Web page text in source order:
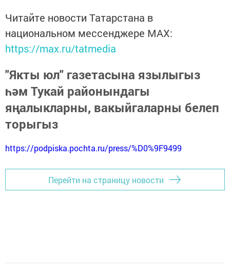
Читайте новости Татарстана в
национальном мессенджере MАХ:
https://max.ru/tatmedia
"Якты юл" газетасына язылыгыз
һәм Тукай районындагы
яңалыкларны, вакыйгаларны белеп
торыгыз
https://podpiska.pochta.ru/press/%D0%9F9499
Перейти на страницу новости